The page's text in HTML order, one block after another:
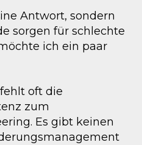
Antwort, sondern
sorgen für schlechte
ich ein paar
oft die
zum
Es gibt keinen